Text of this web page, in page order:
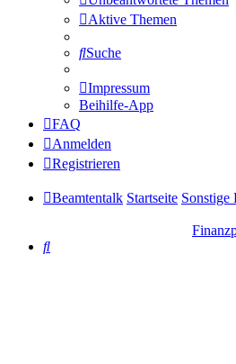
Aktive Themen
Suche
Impressum
Beihilfe-App
FAQ
Anmelden
Registrieren
Beamtentalk Startseite Sonstige
Suche